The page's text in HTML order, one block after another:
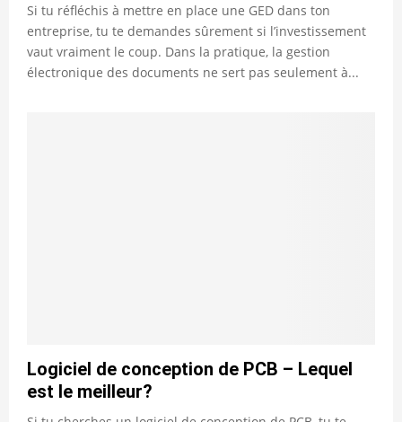
Si tu réfléchis à mettre en place une GED dans ton
entreprise, tu te demandes sûrement si l’investissement
vaut vraiment le coup. Dans la pratique, la gestion
électronique des documents ne sert pas seulement à...
Logiciel de conception de PCB – Lequel
est le meilleur?